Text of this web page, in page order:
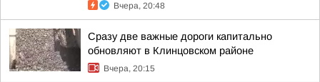
Вчера, 20:48
Сразу две важные дороги капитально
обновляют в Клинцовском районе
Вчера, 20:15